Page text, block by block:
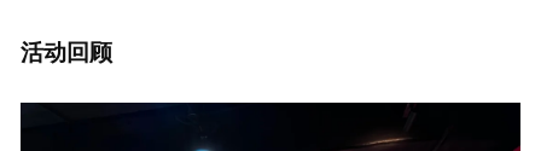
活动回顾